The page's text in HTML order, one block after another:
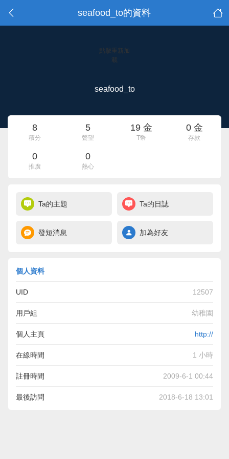
seafood_to的資料
點擊重新加
載
seafood_to
8
積分
5
聲望
19 金
T幣
0 金
存款
0
推廣
0
熱心
Ta的主題 Ta的日誌
發短消息 加為好友
個人資料
UID 12507
用戶組 幼稚園
個人主頁 http://
在線時間 1 小時
註冊時間 2009-6-1 00:44
最後訪問 2018-6-18 13:01